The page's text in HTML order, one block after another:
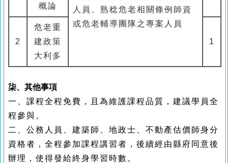
概論
人員、熟稔危老相關條例師資
或危老輔導團隊之專案人員
2
危老重
建政策
大利多
1
柒、其他事項
一、課程全程免費，且為維護課程品質，建議學員全
程參與。
二、公務人員、建築師、地政士、不動產估價師身分
資格者，全程參加課程講習者，後續經由縣府同意後
辦理，使得發給終身學習時數。